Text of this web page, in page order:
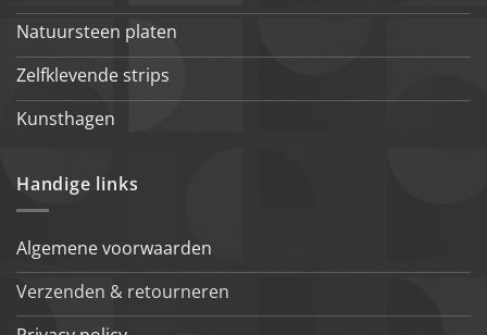
Natuursteen platen
Zelfklevende strips
Kunsthagen
Handige links
Algemene voorwaarden
Verzenden & retourneren